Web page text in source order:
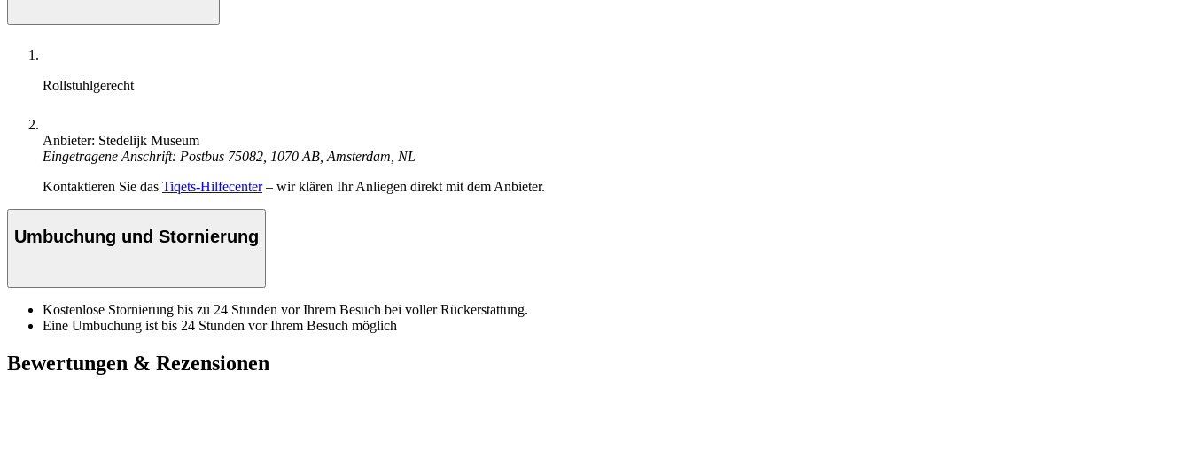
Rollstuhlgerecht
Anbieter: Stedelijk Museum
Eingetragene Anschrift: Postbus 75082, 1070 AB, Amsterdam, NL
Kontaktieren Sie das Tiqets-Hilfecenter– wir klären Ihr Anliegen direkt mit dem Anbieter.
Umbuchung und Stornierung
Kostenlose Stornierung bis zu 24 Stunden vor Ihrem Besuch bei voller Rückerstattung.
Eine Umbuchung ist bis 24 Stunden vor Ihrem Besuch möglich
Bewertungen & Rezensionen